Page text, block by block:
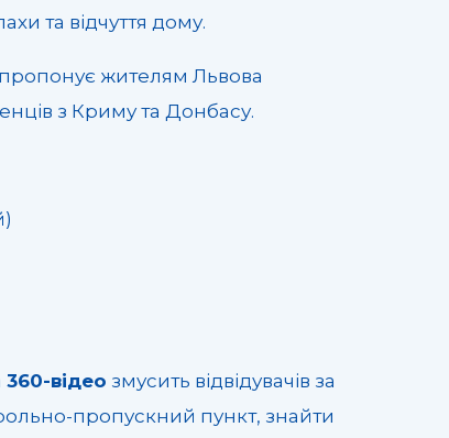
та відчуття дому.
пропонує жителям Львова
з Криму та Донбасу.
360-відео змусить відвідувачів за
пропускний пункт, знайти